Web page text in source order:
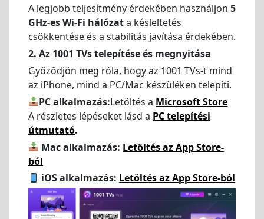
A legjobb teljesítmény érdekében használjon 5
GHz-es Wi-Fi hálózata késleltetés
csökkentése és a stabilitás javítása érdekében.
2. Az 1001 TVs telepítése és megnyitása
Győződjön meg róla, hogy az 1001 TVs-t mind
az iPhone, mind a PC/Mac készüléken telepíti.
PC alkalmazás:Letöltés a Microsoft Store
A részletes lépéseket lásd a PC telepítési
útmutató.
Mac alkalmazás: Letöltés az App Store-
ból
iOS alkalmazás: Letöltés az App Store-ból